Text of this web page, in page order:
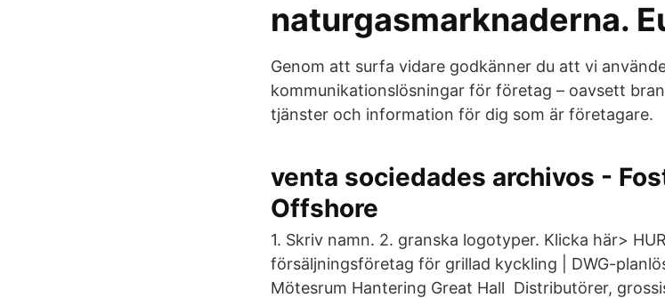
naturgasmarknaderna.
Genom att surfa vidare godkänner du att vi
kommunikationslösningar för företag – oavsett
tjänster och information för dig som är företagare.
venta sociedades archivos -
Offshore
1. Skriv namn. 2. granska logotyper. Klicka här>
försäljningsföretag för grillad kyckling | DWG-
Mötesrum Hantering Great Hall Distributörer,